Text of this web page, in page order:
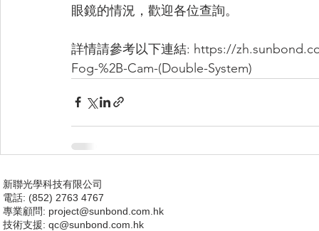
眼鏡的情況，歡迎各位查詢。
詳情請參考以下連結: https://
Fog-%2B-Cam-(Double-System)
新聯光學科技有限公司
電話: (852) 2763 4767
專業顧問: project@sunbond.com.hk
技術支援: qc@sunbond.com.hk